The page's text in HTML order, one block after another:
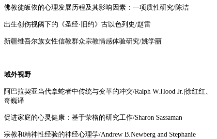
佛教徒皈依的心理发展历程及其影响因素：一项质性研究/陈洁
出生创伤视阈下的《圣经·旧约》古以色列史/赵雷
新疆维吾尔族女性信教群众宗教情感体验研究/姚学丽
域外视野
阿巴拉契亚当代拿蛇者中传统与变革的冲突/Ralph W.Hood Jr.|徐红红、
奇巍译
促进家庭的心灵健康：基于荣格的研究工作/Sharon Sassaman
宗教和精神性经验的神经心理学/Andrew B.Newberg and Stephanie